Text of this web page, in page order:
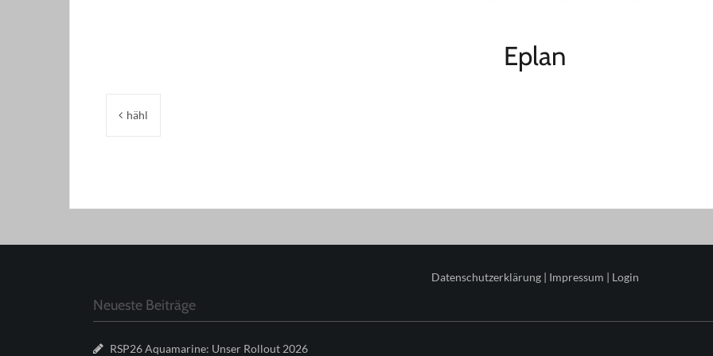
Eplan
Beitragsnavigation
hähl
Datenschutzerklärung| Impressum | Login
Neueste Beiträge
RSP26 Aquamarine: Unser Rollout 2026